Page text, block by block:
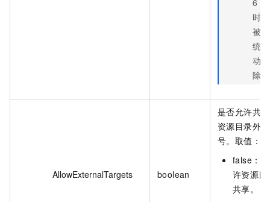
时内
被系
统自
动删
除。
AllowExternalTargets boolean
是否允许共
资源目录外
号。取值：
false：
许资源目
共享。